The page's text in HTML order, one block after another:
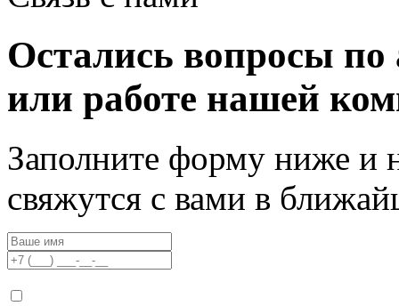
Остались вопросы по
или работе нашей
Заполните форму ниже и
свяжутся с вами в